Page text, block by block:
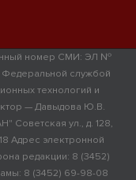
номер СМИ: ЭЛ №
Федеральной службой
технологий и
— Давыдова Ю.В.
ул., д. 128,
Адрес электронной
редакции: 8 (3452)
8 (3452) 69-98-08